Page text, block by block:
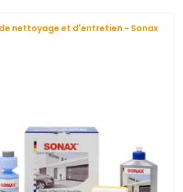
nettoyage et d'entretien - Sonax